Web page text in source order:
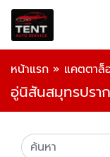
หน้าแรก » แคตตาล็
อู่นิสันสมุทรปรา